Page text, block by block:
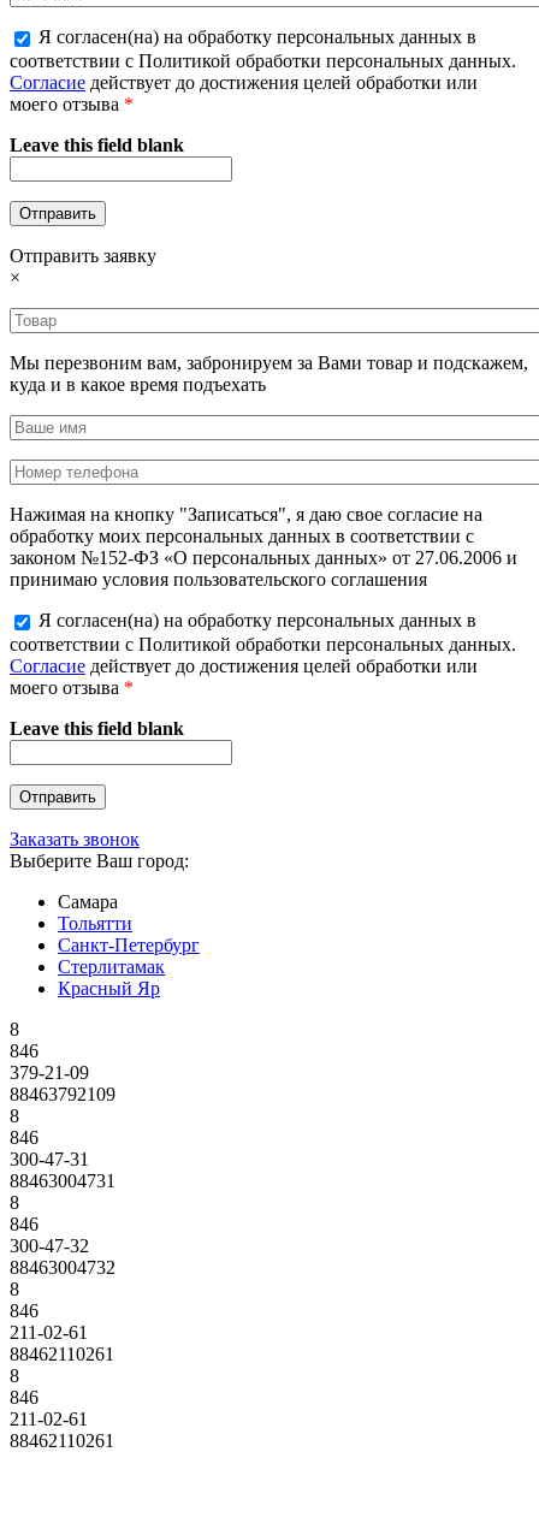
Я согласен(на) на обработку персональных данных в
соответствии с Политикой обработки персональных данных.
Согласие действует до достижения целей обработки или
моего отзыва *
Leave this field blank
Отправить заявку
×
Мы перезвоним вам, забронируем за Вами товар и подскажем,
куда и в какое время подъехать
Нажимая на кнопку "Записаться", я даю свое согласие на
обработку моих персональных данных в соответствии с
законом №152-ФЗ «О персональных данных» от 27.06.2006 и
принимаю условия пользовательского соглашения
Я согласен(на) на обработку персональных данных в
соответствии с Политикой обработки персональных данных.
Согласие действует до достижения целей обработки или
моего отзыва *
Leave this field blank
Заказать звонок
Выберите Ваш город:
Самара
Тольятти
Санкт-Петербург
Стерлитамак
Красный Яр
8
846
379-21-09
88463792109
8
846
300-47-31
88463004731
8
846
300-47-32
88463004732
8
846
211-02-61
88462110261
8
846
211-02-61
88462110261